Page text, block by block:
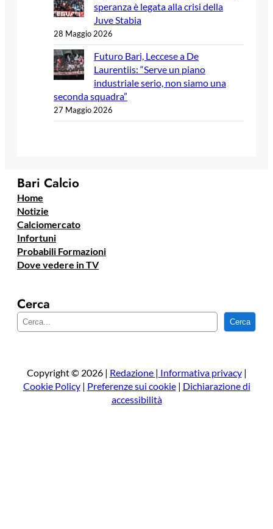
speranza è legata alla crisi della
Juve Stabia
28 Maggio 2026
Futuro Bari, Leccese a De
Laurentiis: “Serve un piano
industriale serio, non siamo una
seconda squadra”
27 Maggio 2026
Bari Calcio
Home
Notizie
Calciomercato
Infortuni
Probabili Formazioni
Dove vedere in TV
Cerca
e
a
Cerca
Copyright © 2026 | Redazione | Informativa privacy|
Cookie Policy| Preferenze sui cookie| Dichiarazione di
accessibilità